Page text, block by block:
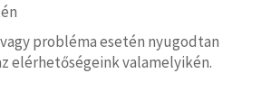
probléma esetén nyugodtan
elérhetőségeink valamelyikén.